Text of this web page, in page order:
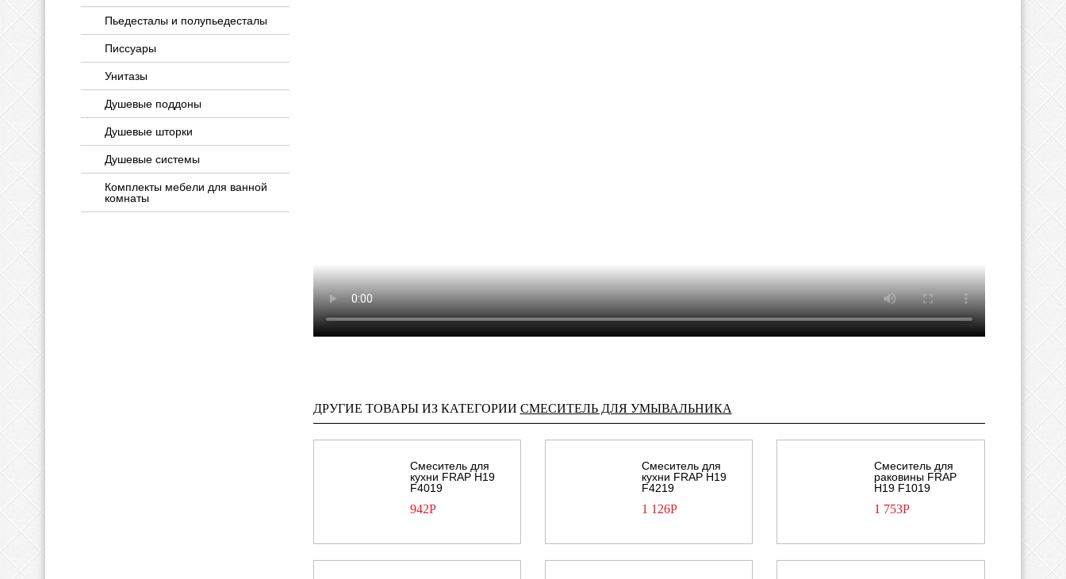
Пьедесталы и полупьедесталы
Писсуары
Унитазы
Душевые поддоны
Душевые шторки
Душевые системы
Комплекты мебели для ванной
комнаты
ДРУГИЕ ТОВАРЫ ИЗ КАТЕГОРИИ СМЕСИТЕЛЬ ДЛЯ УМЫВАЛЬНИКА
Смеситель для
кухни FRAP H19
F4019
942Р
Смеситель для
кухни FRAP H19
F4219
1 126Р
Смеситель для
раковины FRAP
H19 F1019
1 753Р